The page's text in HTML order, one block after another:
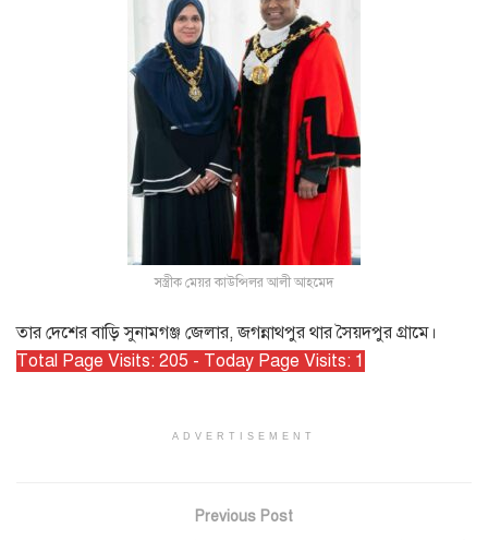
সস্ত্রীক মেয়র কাউন্সিলর আলী আহমেদ
তার দেশের বাড়ি সুনামগঞ্জ জেলার, জগন্নাথপুর থার সৈয়দপুর গ্রামে।
Total Page Visits: 205 - Today Page Visits: 1
ADVERTISEMENT
Previous Post